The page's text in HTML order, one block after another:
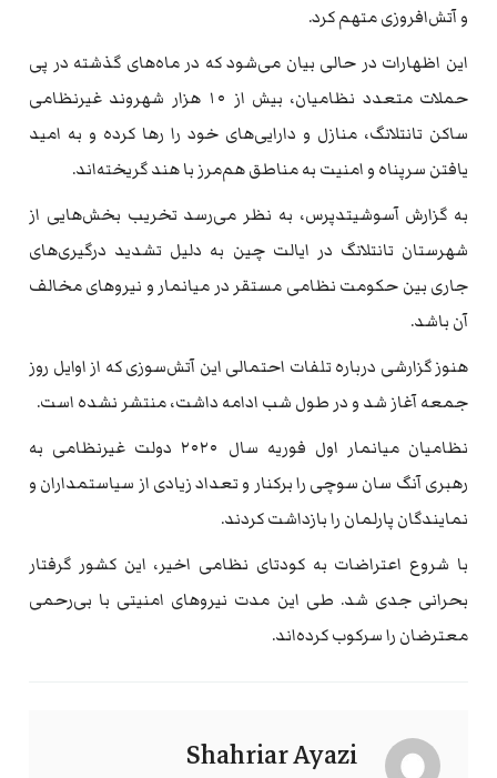
و آتش‌افروزی متهم کرد.
این اظهارات در حالی بیان می‌شود که در ماه‌های گذشته در پی
حملات متعدد نظامیان، بیش از ۱۰ هزار شهروند غیرنظامی
ساکن تانتلانگ، منازل و دارایی‌های خود را رها کرده و به امید
یافتن سرپناه و امنیت به مناطق هم‌مرز با هند گریخته‌اند.
به گزارش آسوشیتدپرس، به نظر می‌رسد تخریب بخش‌هایی از
شهرستان تانتلانگ در ایالت چین به دلیل تشدید درگیری‌های
جاری بین حکومت نظامی مستقر در میانمار و نیروهای مخالف
آن باشد.
هنوز گزارشی درباره تلفات احتمالی این آتش‌سوزی که از اوایل روز
جمعه آغاز شد و در طول شب ادامه داشت، منتشر نشده است.
نظامیان میانمار اول فوریه سال ۲۰۲۰ دولت غیرنظامی به
رهبری آنگ سان سوچی را برکنار و تعداد زیادی از سیاستمداران و
نمایندگان پارلمان را بازداشت کردند.
با شروع اعتراضات به کودتای نظامی اخیر، این کشور گرفتار
بحرانی جدی شد. طی این مدت نیروهای امنیتی با بی‌رحمی
معترضان را سرکوب کرده‌اند.
Shahriar Ayazi